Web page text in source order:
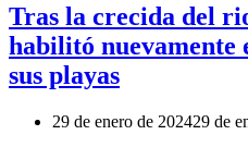
Tras la crecida del
habilitó
sus playas
29 de enero de 202429 de